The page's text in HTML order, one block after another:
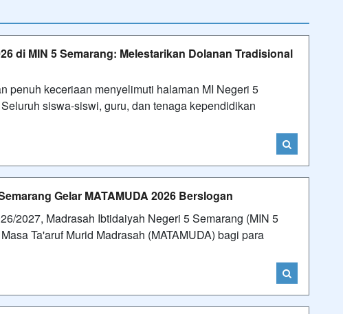
di MIN 5 Semarang: Melestarikan Dolanan Tradisional
penuh keceriaan menyelimuti halaman MI Negeri 5
siswa-siswi, guru, dan tenaga kependidikan
Gelar MATAMUDA 2026 Berslogan
2027, Madrasah Ibtidaiyah Negeri 5 Semarang (MIN 5
Ta'aruf Murid Madrasah (MATAMUDA) bagi para